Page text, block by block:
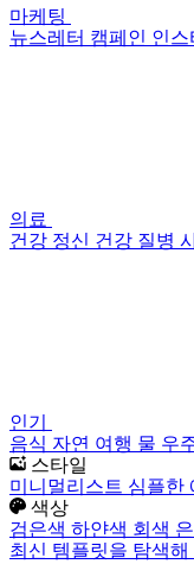
마케팅
뉴스레터 캠페인 인
의료
건강 정신 건강 질병
인기
음식 자연 여행 물 우
스타일
미니멀리스트 심플한
색상
검은색 하얀색 회색 은
최신 템플릿을 탐색